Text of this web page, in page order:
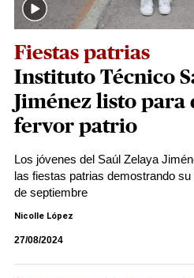
Fiestas patrias
Instituto Técnico
Jiménez listo para
fervor patrio
Los jóvenes del Saúl Zelaya
las fiestas patrias demostrando
de septiembre
Nicolle López
27/08/2024